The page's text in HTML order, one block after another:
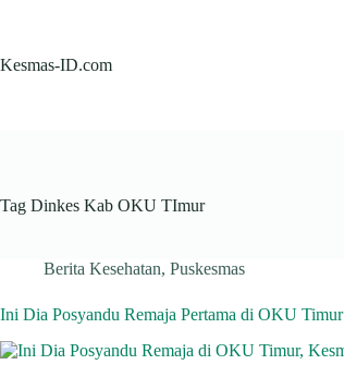
Kesmas-ID.com
Tag Dinkes Kab OKU TImur
Berita Kesehatan, Puskesmas
Ini Dia Posyandu Remaja Pertama di OKU Timur